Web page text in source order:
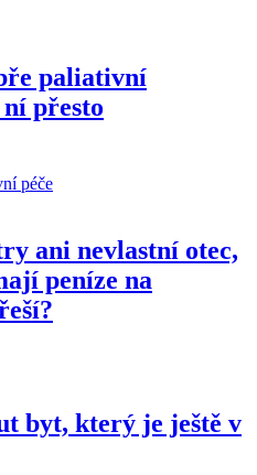
paliativní
přesto
péče
ani nevlastní otec,
peníze na
byt, který je ještě v